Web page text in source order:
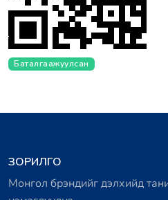
Баталгаажуулсан
ЗОРИЛГО
Монгол брэндийг дэлхийд